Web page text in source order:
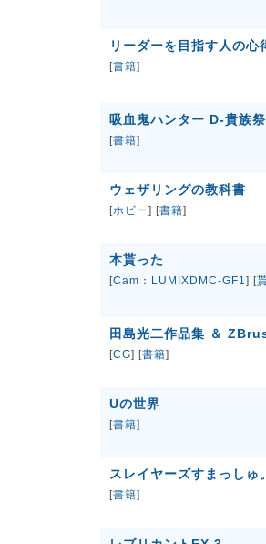
リーダーを目指す人の心
[書籍]
吸血鬼ハンター D-貴族祭
[書籍]
ウェザリングの教科書
[ホビー] [書籍]
本貰った
[Cam：LUMIXDMC-GF1] [
田島光二作品集 ＆
[CG] [書籍]
Uの世界
[書籍]
スレイヤーズすまっしゅ
[書籍]